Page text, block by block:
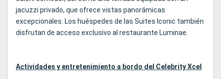
jacuzzi privado, que ofrece vistas panorámicas
excepcionales. Los huéspedes de las Suites Iconic también
disfrutan de acceso exclusivo al restaurante Luminae.
Actividades y entretenimiento a bordo del Celebrity Xcel